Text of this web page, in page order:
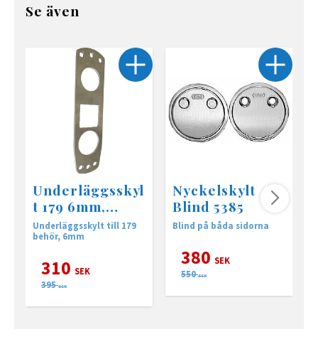
Se även
Underläggsskyl
t 179 6mm,
aluminium
Underläggsskylt till 179
behör, 6mm
310 SEK
395 SEK
Nyckelskylt
Blind 5385
Blind på båda sidorna
380 SEK
550 SEK